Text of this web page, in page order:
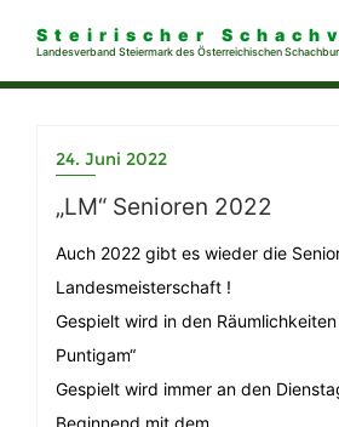
Steirischer
Landesverband Steiermark des Österreichischen
24. Juni 2022
„LM“ Senioren 2022
Auch 2022 gibt es wieder die
Landesmeisterschaft !
Gespielt wird in den
Puntigam“
Gespielt wird immer an den
Beginnend mit dem